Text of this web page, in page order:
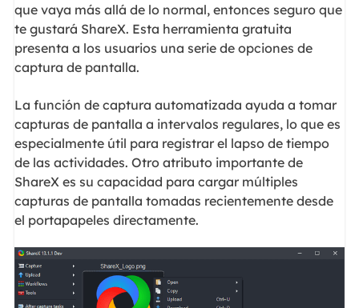
que vaya más allá de lo normal, entonces seguro que
te gustará ShareX. Esta herramienta gratuita
presenta a los usuarios una serie de opciones de
captura de pantalla.
La función de captura automatizada ayuda a tomar
capturas de pantalla a intervalos regulares, lo que es
especialmente útil para registrar el lapso de tiempo
de las actividades. Otro atributo importante de
ShareX es su capacidad para cargar múltiples
capturas de pantalla tomadas recientemente desde
el portapapeles directamente.